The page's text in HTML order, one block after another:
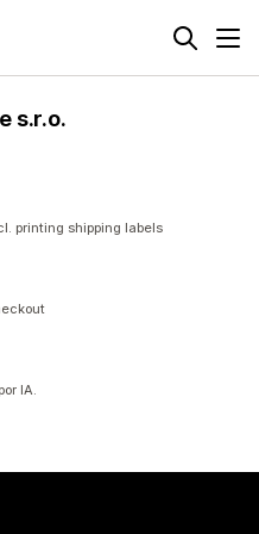
s.r.o.
printing shipping labels
IA.